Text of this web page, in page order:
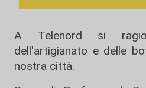
A Telenord si
dell'artigianato e delle
nostra città.